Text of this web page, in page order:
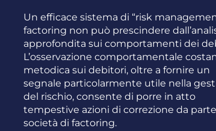
Un efficace sistema di “risk
factoring non può prescindere
approfondita sui comportamenti dei
L’osservazione comportamentale
metodica sui debitori, oltre a fornire un
segnale particolarmente utile nella
del rischio, consente di porre in atto
tempestive azioni di correzione da
società di factoring.